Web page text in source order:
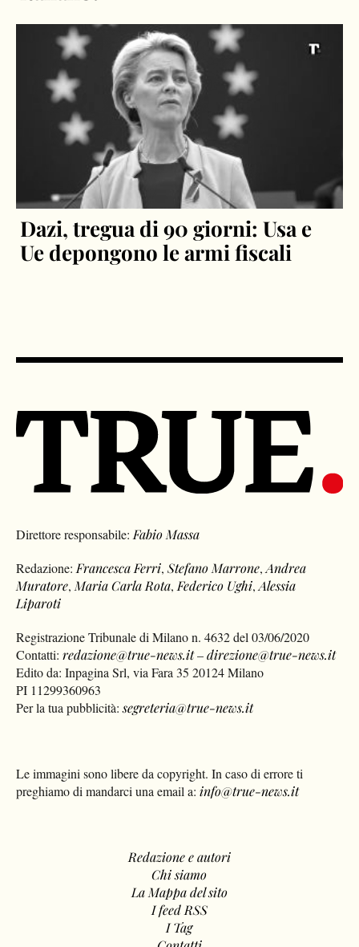
Dazi, tregua di 90 giorni: Usa e
Ue depongono le armi fiscali
Muratore,Maria Carla Rota,Federico Ughi,Alessia
Liparoti
Contatti:redazione@true-news.it–direzione@true-news.it
Edito da: Inpagina Srl, via Fara 35 20124 Milano
PI 11299360963
Per la tua pubblicità:
preghiamo di mandarci una email a:info@true-news.it
Chi siamo
La Mappa del sito
I feed RSS
I Tag
Contatti